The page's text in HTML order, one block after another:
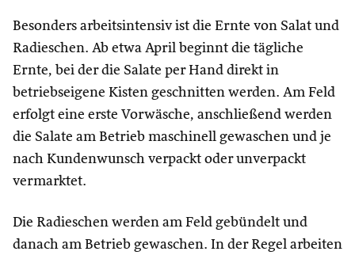
Besonders arbeitsintensiv ist die Ernte von Salat und
Radieschen. Ab etwa April beginnt die tägliche
Ernte, bei der die Salate per Hand direkt in
betriebseigene Kisten geschnitten werden. Am Feld
erfolgt eine erste Vorwäsche, anschließend werden
die Salate am Betrieb maschinell gewaschen und je
nach Kundenwunsch verpackt oder unverpackt
vermarktet.
Die Radieschen werden am Feld gebündelt und
danach am Betrieb gewaschen. In der Regel arbeiten